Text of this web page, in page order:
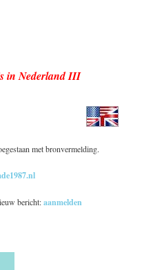
in Nederland III
met bronvermelding.
bericht:aanmelden